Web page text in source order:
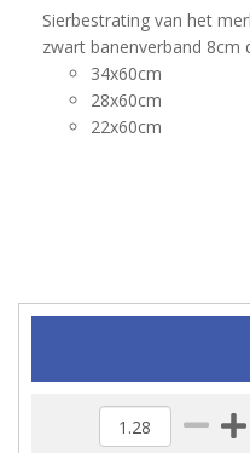
Sierbestrating van het
zwart banenverband 8cm
34x60cm
28x60cm
22x60cm